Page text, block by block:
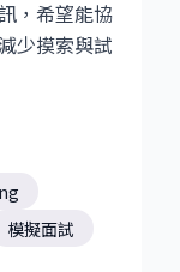
，希望能協
少摸索與試
模擬面試